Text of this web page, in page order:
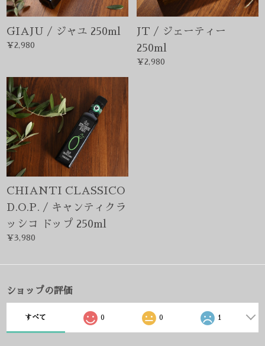
GIAJU / ジャユ 250ml
¥2,980
JT / ジェーティー
250ml
¥2,980
CHIANTI CLASSICO
D.O.P. / キャンティクラ
ッシコ ドップ 250ml
¥3,980
ショップの評価
すべて 0 0 1